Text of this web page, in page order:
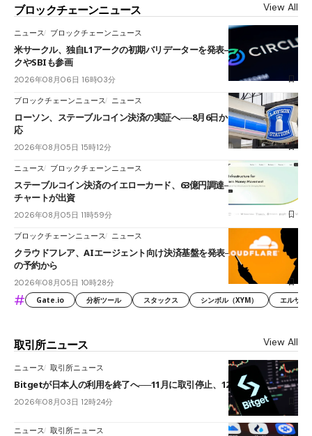
ブロックチェーンニュース View All
ニュース ブロックチェーンニュース
米サークル、独自L1アークの初期バリデーターを発表――ブラックロッ
クやSBIも参画
2026年08月06日 16時03分
ブロックチェーンニュース ニュース
ローソン、ステーブルコイン決済の実証へ──8月6日からJPYCやUSDC対
応
2026年08月05日 15時12分
ニュース ブロックチェーンニュース
ステーブルコイン決済のイエローカード、63億円調達──ソニーやスタン
チャートが出資
2026年08月05日 11時59分
ブロックチェーンニュース ニュース
クラウドフレア、AIエージェント向け決済基盤を発表──まずハンドル名
の予約から
2026年08月05日 10時28分
# Gate.io 分析ツール スタックス シンボル（XYM） エルサル
取引所ニュース View All
ニュース 取引所ニュース
Bitgetが日本人の利用を終了へ──11月に取引停止、12月末に強制決済
2026年08月03日 12時24分
ニュース 取引所ニュース